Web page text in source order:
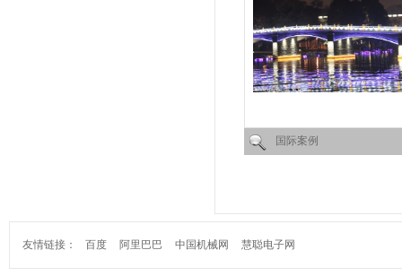
国际案例
友情链接： 百度 阿里巴巴 中国机械网 慧聪电子网